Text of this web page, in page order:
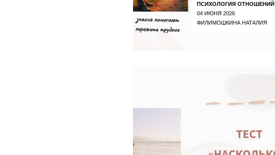
ПСИХОЛОГИЯ ОТНОШЕНИЙ
04 ИЮНЯ 2026
ФИЛИМОШКИНА НАТАЛИЯ